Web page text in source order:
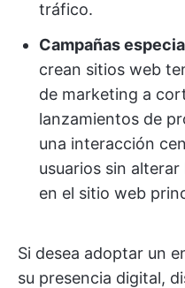
tráfico.
Campañas
crean sitios web
de marketing a
lanzamientos de
una interacción
usuarios sin
en el sitio web
Si desea adoptar un
su presencia digital,